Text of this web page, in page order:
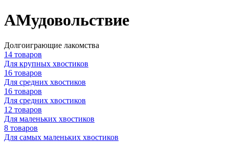
АМудовольствие
Долгоиграющие лакомства
14 товаров
Для крупных хвостиков
16 товаров
Для средних хвостиков
16 товаров
Для средних хвостиков
12 товаров
Для маленьких хвостиков
8 товаров
Для самых маленьких хвостиков